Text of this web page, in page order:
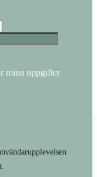
mina uppgifter